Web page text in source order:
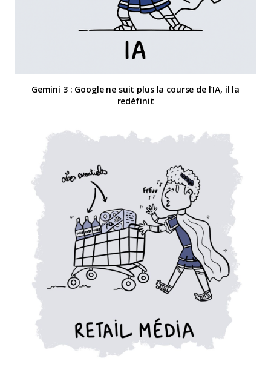
Gemini 3 : Google ne suit plus la course de l’IA, il la
redéfinit